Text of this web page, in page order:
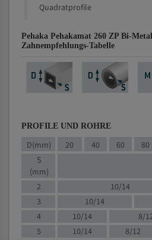
Quadratprofile
Pehaka Pehakamat 260 ZP Bi-
Zahnempfehlungs-Tabelle
PROFILE UND ROHRE
D(mm) 20 40 60 80
S
(mm)
2
10/14
3
10/14
4
10/14 8/
5
10/14 8/12